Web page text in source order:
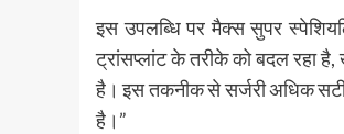
इस उपलब्धि पर मैक्स सुपर
ट्रांसप्लांट के तरीके को बदल रहा है,
है। इस तकनीक से सर्जरी अधिक
है।”